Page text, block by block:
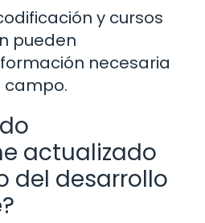
y cursos
pueden
necesaria
campo.
actualizado
del desarrollo